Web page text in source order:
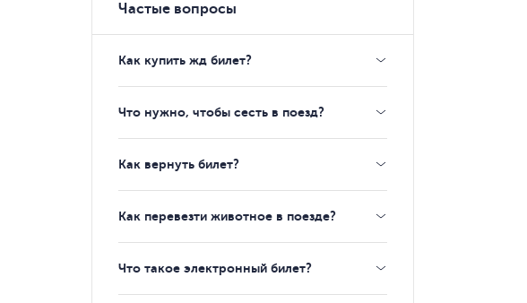
Частые вопросы
Как купить жд билет?
Что нужно, чтобы сесть в поезд?
Как вернуть билет?
Как перевезти животное в поезде?
Что такое электронный билет?